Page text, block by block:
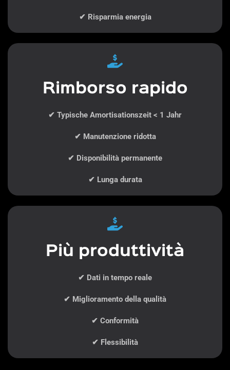
✔ Risparmia energia
Rimborso rapido
✔ Typische Amortisationszeit < 1 Jahr
✔ Manutenzione ridotta
✔ Disponibilità permanente
✔ Lunga durata
Più produttività
✔ Dati in tempo reale
✔ Miglioramento della qualità
✔ Conformità
✔ Flessibilità